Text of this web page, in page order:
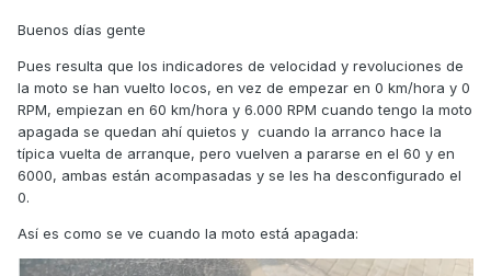
Buenos días gente
Pues resulta que los indicadores de velocidad y revoluciones de
la moto se han vuelto locos, en vez de empezar en 0 km/hora y 0
RPM, empiezan en 60 km/hora y 6.000 RPM cuando tengo la moto
apagada se quedan ahí quietos y cuando la arranco hace la
típica vuelta de arranque, pero vuelven a pararse en el 60 y en
6000, ambas están acompasadas y se les ha desconfigurado el
0.
Así es como se ve cuando la moto está apagada: